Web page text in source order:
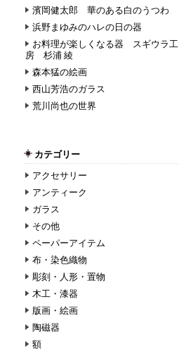
濱岡健太郎 華のある白のうつわ
浜野まゆみのハレの日の器
お料理が楽しくなる器 スギウラ工
房 杉浦 綾
森本猛の絵画
西山芳浩のガラス
荒川尚也の世界
カテゴリー
アクセサリー
アンティーク
ガラス
その他
ペーパーアイテム
布・染色織物
彫刻・人形・置物
木工・漆器
版画・絵画
陶磁器
額